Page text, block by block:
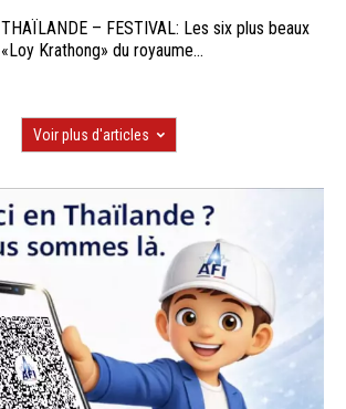
THAÏLANDE – FESTIVAL: Les six plus beaux
«Loy Krathong» du royaume...
Voir plus d'articles